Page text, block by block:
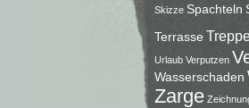
Skizze Spachteln
Terrasse
Urlaub Verputzen
Wasserschaden
Zarge